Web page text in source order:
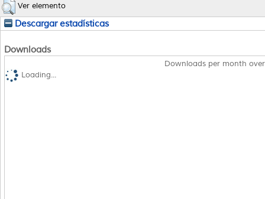
Ver elemento
Descargar estadísticas
Downloads
Downloads per month
Loading...